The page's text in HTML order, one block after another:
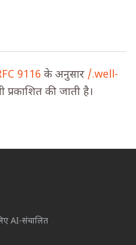
9116 के अनुसार /.well-
प्रकाशित की जाती है।
AI-संचालित